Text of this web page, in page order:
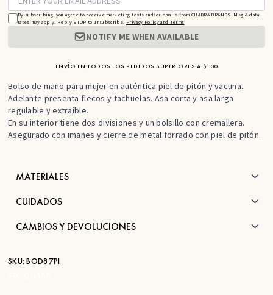
By subscribing, you agree to receive marketing texts and/or emails from CUADRA BRANDS. Msg & data
rates may apply. Reply STOP to unsubscribe. Privacy Policy and Terms
NOTIFY ME WHEN AVAILABLE
ENVÍO EN TODOS LOS PEDIDOS SUPERIORES A $100
Bolso de mano para mujer en auténtica piel de pitón y vacuna.
Adelante presenta flecos y tachuelas. Asa corta y asa larga
regulable y extraíble.
En su interior tiene dos divisiones y un bolsillo con cremallera.
Asegurado con imanes y cierre de metal forrado con piel de pitón.
MATERIALES
CUIDADOS
CAMBIOS Y DEVOLUCIONES
SKU: BOD87PI